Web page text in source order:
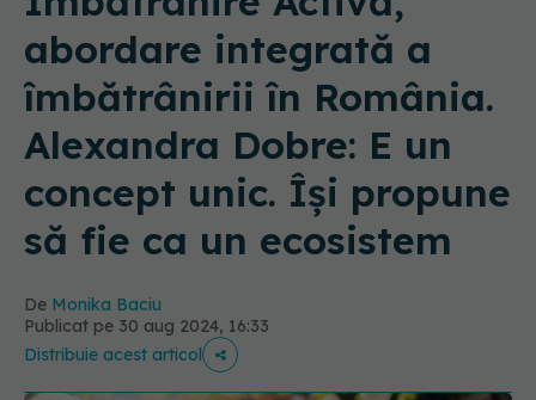
abordare integrată a
îmbătrânirii în România.
Alexandra Dobre: E un
concept unic. Își propune
să fie ca un ecosistem
De Monika Baciu
Publicat pe 30 aug 2024, 16:33
Distribuie acest articol